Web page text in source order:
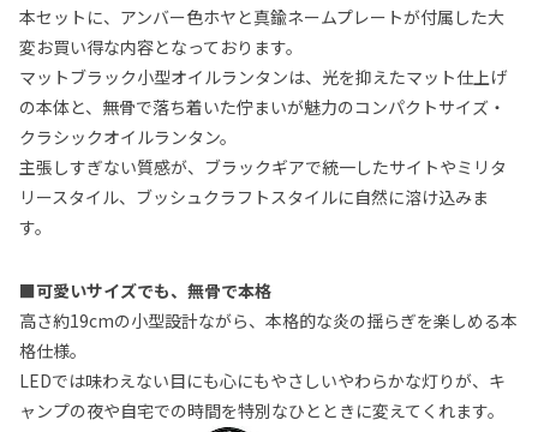
本セットに、アンバー色ホヤと真鍮ネームプレートが付属した大
変お買い得な内容となっております。
マットブラック小型オイルランタンは、光を抑えたマット仕上げ
の本体と、無骨で落ち着いた佇まいが魅力のコンパクトサイズ・
クラシックオイルランタン。
主張しすぎない質感が、ブラックギアで統一したサイトやミリタ
リースタイル、ブッシュクラフトスタイルに自然に溶け込みま
す。
■可愛いサイズでも、無骨で本格
高さ約19cmの小型設計ながら、本格的な炎の揺らぎを楽しめる本
格仕様。
LEDでは味わえない目にも心にもやさしいやわらかな灯りが、キ
ャンプの夜や自宅での時間を特別なひとときに変えてくれます。